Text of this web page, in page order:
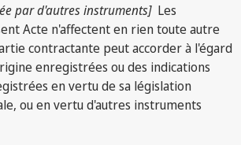
par d'autres instruments]Les
Acte n'affectent en rien toute autre
contractante peut accorder à l'égard
enregistrées ou des indications
en vertu de sa législation
ou en vertu d'autres instruments